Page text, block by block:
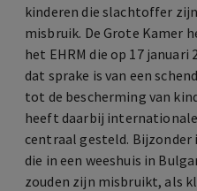
kinderen die slachtoffer
misbruik. De Grote Kamer
het EHRM die op 17 januari
dat sprake is van een
tot de bescherming van
heeft daarbij
centraal gesteld. Bijzonder
die in een weeshuis in
zouden zijn misbruikt, als